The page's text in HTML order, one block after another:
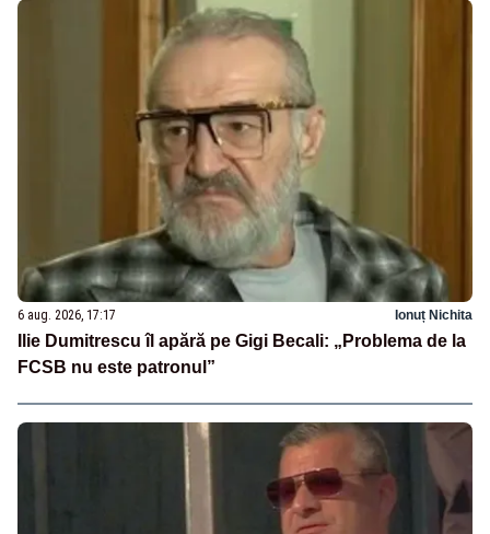
6 aug. 2026, 17:17 Ionuț Nichita
Ilie Dumitrescu îl apără pe Gigi Becali: „Problema de la
FCSB nu este patronul”